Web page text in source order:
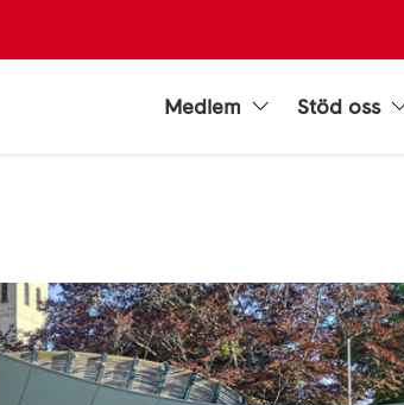
Medlem Stöd oss